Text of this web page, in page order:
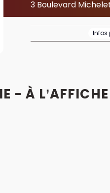
3 Boulevard
Infos
- À